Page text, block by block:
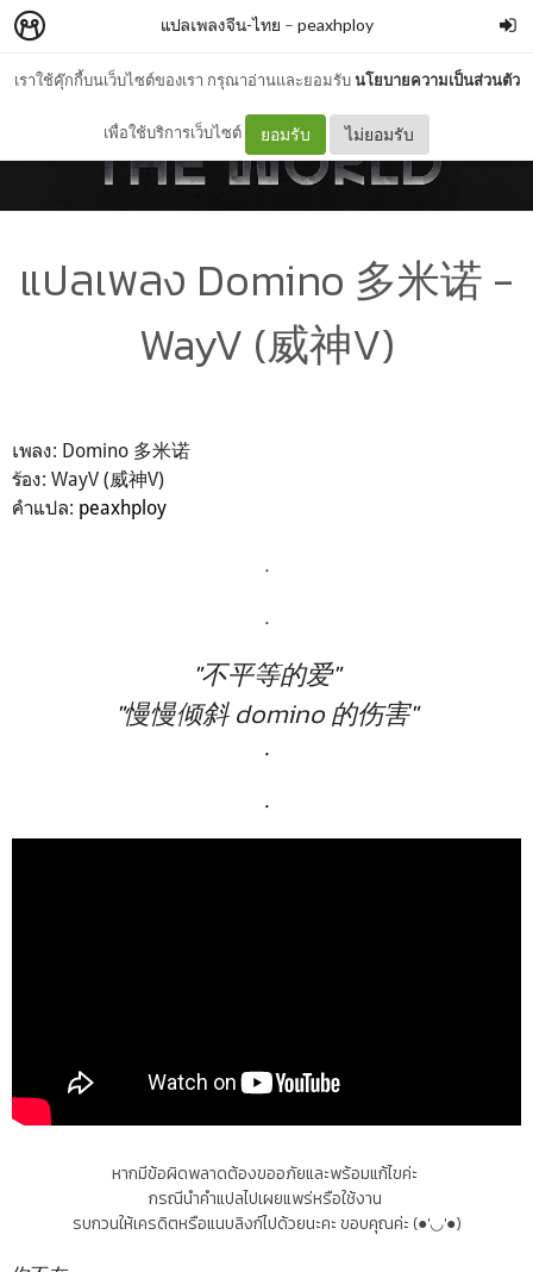
เราใช้คุ๊กกี้บนเว็บไซต์ของเรา กรุณาอ่านและยอมรับนโยบายความเป็นส่วนตัว
เพื่อใช้บริการเว็บไซต์ ยอมรับ ไม่ยอมรับ
แปลเพลงจีน-ไทย – peaxhploy
แปลเพลง Domino 多米诺 -
WayV (威神V)
เพลง: Domino 多米诺
ร้อง: WayV (威神V)
คำแปล: peaxhploy
.
.
"不平等的爱"
"慢慢倾斜 domino 的伤害"
.
.
หากมีข้อผิดพลาดต้องขออภัยและพร้อมแก้ไขค่ะ
กรณีนำคำแปลไปเผยแพร่หรือใช้งาน
รบกวนให้เครดิตหรือแนบลิงก์ไปด้วยนะคะ ขอบคุณค่ะ (●'◡'●)